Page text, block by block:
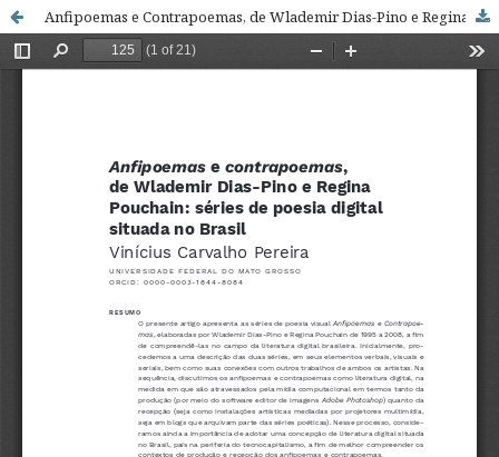
Anfipoemas e Contrapoemas, de Wlademir Dias-Pino e Regina Pouchain: Se?ries de Poesia Digital Situada no Brasil